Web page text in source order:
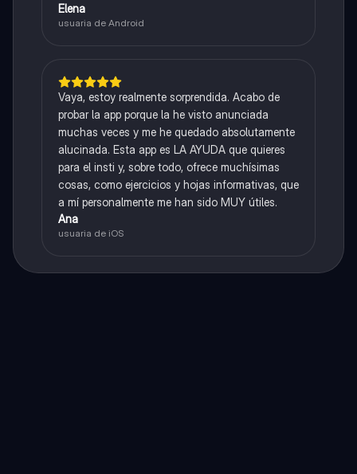
Elena
usuaria de Android
Vaya, estoy realmente sorprendida. Acabo de
probar la app porque la he visto anunciada
muchas veces y me he quedado absolutamente
alucinada. Esta app es LA AYUDA que quieres
para el insti y, sobre todo, ofrece muchísimas
cosas, como ejercicios y hojas informativas, que
a mí personalmente me han sido MUY útiles.
Ana
usuaria de iOS